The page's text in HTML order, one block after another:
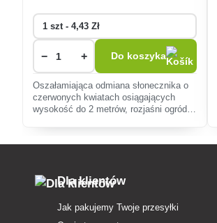
− + Do koszyka
Oszałamiająca odmiana słonecznika o
czerwonych kwiatach osiągających
wysokość do 2 metrów, rozjaśni ogród,
Dla klientów
Jak pakujemy Twoje przesyłki